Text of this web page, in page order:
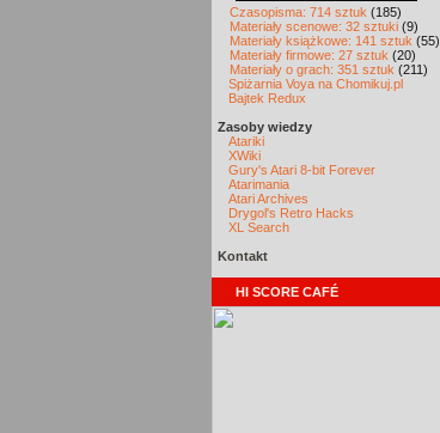
Czasopisma: 714 sztuk (185)
Materiały scenowe: 32 sztuki (9)
Materiały książkowe: 141 sztuk (55)
Materiały firmowe: 27 sztuk (20)
Materiały o grach: 351 sztuk (211)
Spiżarnia Voya na Chomikuj.pl
Bajtek Redux
Zasoby wiedzy
Atariki
XWiki
Gury's Atari 8-bit Forever
Atarimania
Atari Archives
Drygol's Retro Hacks
XL Search
Kontakt
HI SCORE CAFÉ